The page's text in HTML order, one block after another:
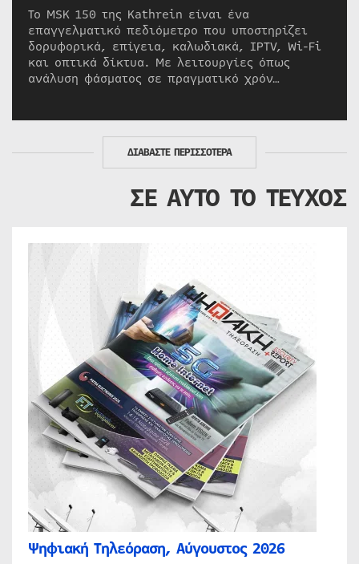
Το MSK 150 της Kathrein είναι ένα
επαγγελματικό πεδιόμετρο που υποστηρίζει
δορυφορικά, επίγεια, καλωδιακά, IPTV, Wi-Fi
και οπτικά δίκτυα. Με λειτουργίες όπως
ανάλυση φάσματος σε πραγματικό χρόν…
ΔΙΑΒΑΣΤΕ ΠΕΡΙΣΣΟΤΕΡΑ
ΣΕ ΑΥΤΟ ΤΟ ΤΕΥΧΟΣ
Ψηφιακή Τηλεόραση, Αύγουστος 2026